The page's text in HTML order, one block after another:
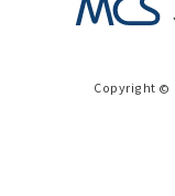
Copyright ©